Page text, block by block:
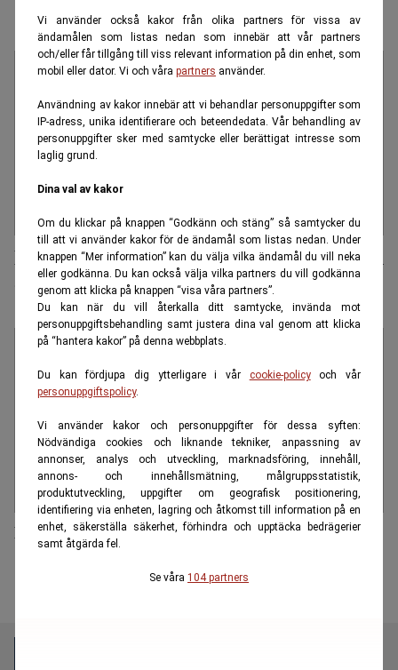
Vi använder också kakor från olika partners för vissa av
ändamålen som listas nedan som innebär att vår partners
och/eller får tillgång till viss relevant information på din enhet, som
mobil eller dator. Vi och våra partners använder.
Användning av kakor innebär att vi behandlar personuppgifter som
IP-adress, unika identifierare och beteendedata. Vår behandling av
personuppgifter sker med samtycke eller berättigat intresse som
laglig grund.
Dina val av kakor
Om du klickar på knappen “Godkänn och stäng” så samtycker du
till att vi använder kakor för de ändamål som listas nedan. Under
knappen “Mer information” kan du välja vilka ändamål du vill neka
eller godkänna. Du kan också välja vilka partners du vill godkänna
genom att klicka på knappen “visa våra partners”.
Du kan när du vill återkalla ditt samtycke, invända mot
personuppgiftsbehandling samt justera dina val genom att klicka
på “hantera kakor” på denna webbplats.
Du kan fördjupa dig ytterligare i vår cookie-policyoch vår
personuppgiftspolicy.
Vi använder kakor och personuppgifter för dessa syften:
Nödvändiga cookies och liknande tekniker, anpassning av
annonser, analys och utveckling, marknadsföring, innehåll,
annons- och innehållsmätning, målgruppsstatistik,
produktutveckling, uppgifter om geografisk positionering,
identifiering via enheten, lagring och åtkomst till information på en
enhet, säkerställa säkerhet, förhindra och upptäcka bedrägerier
samt åtgärda fel.
Se våra 104 partners
Carl Jan Granqvist
Mässan i Helsingborg gästas av Carl Jan
Granqvist!
News55 Seniorevent kommer till Helsingborg!